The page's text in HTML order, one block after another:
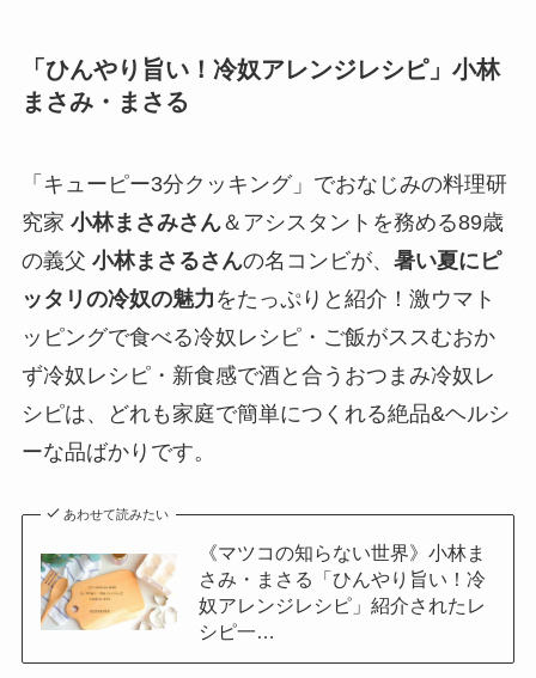
「ひんやり旨い！冷奴アレンジレシピ」小林
まさみ・まさる
「キューピー3分クッキング」でおなじみの料理研
究家 小林まさみさん＆アシスタントを務める89歳
の義父 小林まさるさんの名コンビが、 暑い夏にピ
ッタリの冷奴の魅力 をたっぷりと紹介！激ウマト
ッピングで食べる冷奴レシピ・ご飯がススむおか
ず冷奴レシピ・新食感で酒と合うおつまみ冷奴レ
シピは、どれも家庭で簡単につくれる絶品&ヘルシ
ーな品ばかりです。
あわせて読みたい
《マツコの知らない世界》小林ま
さみ・まさる「ひんやり旨い！冷
奴アレンジレシピ」紹介されたレ
シピ一…